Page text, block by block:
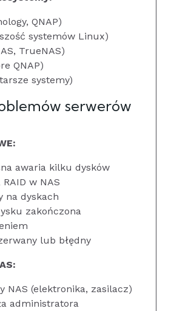
QNAP)
systemów Linux)
TrueNAS)
QNAP)
systemy)
serwerów
awaria kilku dysków
w NAS
na dyskach
zakończona
lub błędny
NAS (elektronika, zasilacz)
administratora